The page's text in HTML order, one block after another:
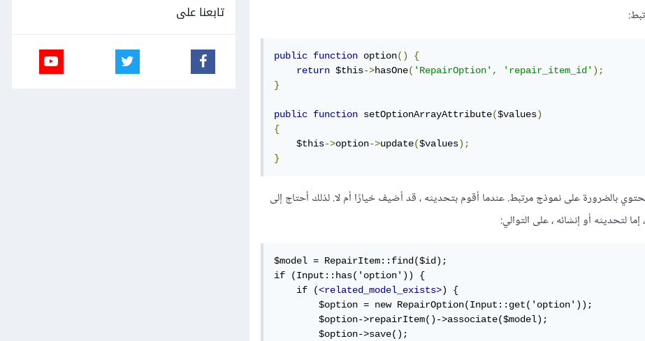
public function option()
{
return $this->hasOne( 'RepairOption' , 'repair_item_id' );
}
public function setOptionArrayAttribute($values)
{
    $this
->option->update($values);
}
يحتوي بالضرورة على نموذج مرتبط. عندما أقوم بتحديثه ، قد أضيف خيارًا أم لا. لذلك أحتاج إلى
لتحديثه أو إنشائه ، على التوالي:
$model = RepairItem::find($id);
if (Input::has('option')) {
    if (
<related_model_exists>) {
        $option = new RepairOption(Input::get('option'));
        $option->repairItem()->associate($model);
        $option->save();
تابعنا على